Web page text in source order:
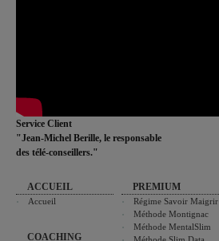
Service Client
"Jean-Michel Berille, le responsable
des télé-conseillers."
ACCUEIL
Accueil
COACHING
PREMIUM
Régime Savoir Maigrir
Méthode Montignac
Méthode MentalSlim